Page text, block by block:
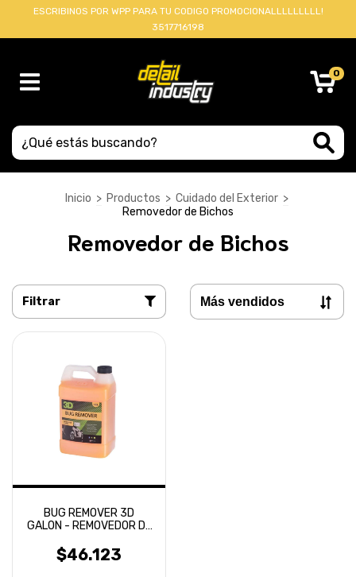
ESCRIBINOS POR WPP PARA TU CODIGO PROMOCIONALLLLLLLLL!
3517716198
0
Inicio > Productos > Cuidado del Exterior >
Removedor de Bichos
Removedor de Bichos
Filtrar
BUG REMOVER 3D
GALON - REMOVEDOR DE
$46.123